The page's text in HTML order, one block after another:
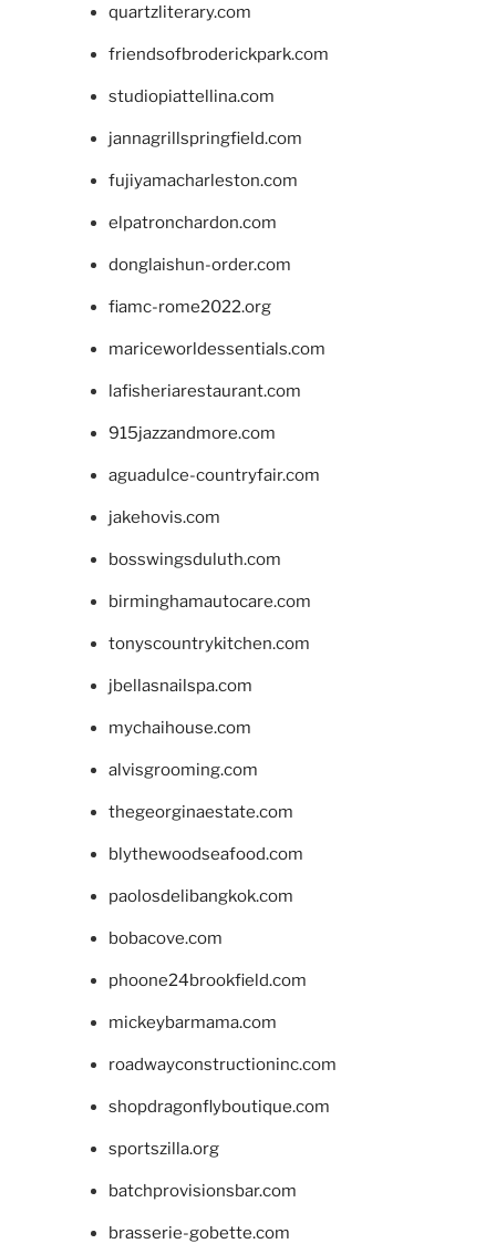
quartzliterary.com
friendsofbroderickpark.com
studiopiattellina.com
jannagrillspringfield.com
fujiyamacharleston.com
elpatronchardon.com
donglaishun-order.com
fiamc-rome2022.org
mariceworldessentials.com
lafisheriarestaurant.com
915jazzandmore.com
aguadulce-countryfair.com
jakehovis.com
bosswingsduluth.com
birminghamautocare.com
tonyscountrykitchen.com
jbellasnailspa.com
mychaihouse.com
alvisgrooming.com
thegeorginaestate.com
blythewoodseafood.com
paolosdelibangkok.com
bobacove.com
phoone24brookfield.com
mickeybarmama.com
roadwayconstructioninc.com
shopdragonflyboutique.com
sportszilla.org
batchprovisionsbar.com
brasserie-gobette.com